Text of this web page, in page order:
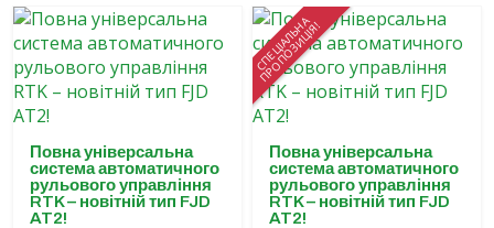
Повна універсальна
система автоматичного
рульового управління
RTK – новітній тип FJD
AT2!
СПЕЦІАЛЬНА
ПРОПОЗИЦІЯ!
Повна універсальна
система автоматичного
рульового управління
RTK – новітній тип FJD
AT2!